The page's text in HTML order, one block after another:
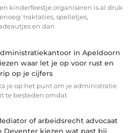
kinderfeestje organiseren is al druk
traktaties, spelletjes,
en dan
in Apeldoorn
waar let je op voor rust en
op je cijfers
je op het punt om je administratie
te besteden omdat
of arbeidsrecht advocaat
Deventer kiezen wat past bij